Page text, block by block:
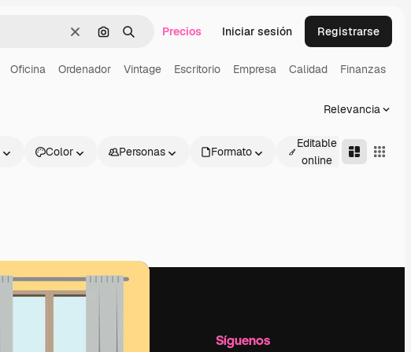
BorrarBuscar por imagen
BuscarPrecios Iniciar sesión Registrarse
Oficina Ordenador Vintage Escritorio Empresa Calidad Finanzas
Relevancia
Color Personas Formato
Editable
online
Síguenos